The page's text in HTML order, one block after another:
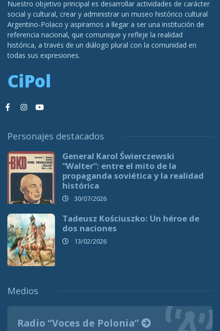
Nuestro objetivo principal es desarrollar actividades de carácter
social y cultural, crear y administrar un museo histórico cultural
Argentino-Polaco y aspiramos a llegar a ser una institución de
referencia nacional, que comunique y refleje la realidad
histórica, a través de un diálogo plural con la comunidad en
todas sus expresiones.
CiPol
Personajes destacados
General Karol Świerczewski
“Walter”: entre el mito de la
propaganda soviética y la realidad
histórica
30/07/2026
Tadeusz Kościuszko: Un héroe de
dos naciones
13/02/2026
Medios
Radio “Voces de Polonia”